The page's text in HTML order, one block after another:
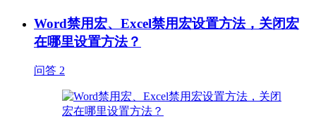
Word禁用宏、Excel禁用宏设置方法，关闭宏
在哪里设置方法？
问答 2